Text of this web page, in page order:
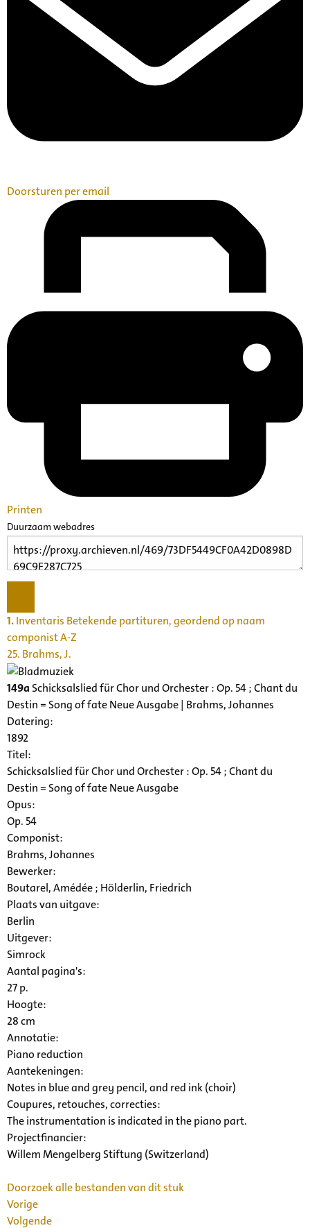
Doorsturen per email
Printen
Duurzaam webadres
1.Inventaris Betekende partituren, geordend op naam
componist A-Z
25. Brahms, J.
149a Schicksalslied für Chor und Orchester : Op. 54 ; Chant du
Destin = Song of fate Neue Ausgabe | Brahms, Johannes
Datering:
1892
Titel:
Schicksalslied für Chor und Orchester : Op. 54 ; Chant du
Destin = Song of fate Neue Ausgabe
Opus:
Op. 54
Componist:
Brahms, Johannes
Bewerker:
Boutarel, Amédée ; Hölderlin, Friedrich
Plaats van uitgave:
Berlin
Uitgever:
Simrock
Aantal pagina's:
27 p.
Hoogte:
28 cm
Annotatie:
Piano reduction
Aantekeningen:
Notes in blue and grey pencil, and red ink (choir)
Coupures, retouches, correcties:
The instrumentation is indicated in the piano part.
Projectfinancier:
Willem Mengelberg Stiftung (Switzerland)
Doorzoek alle bestanden van dit stuk
Vorige
Volgende